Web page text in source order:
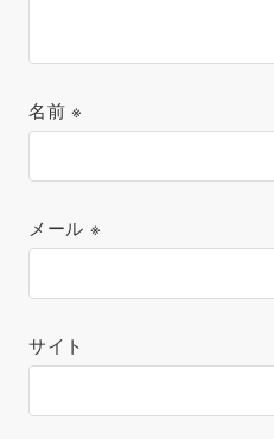
名前※
メール ※
サイト